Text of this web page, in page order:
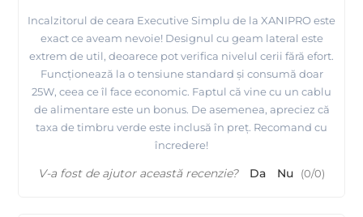
Incalzitorul de ceara Executive Simplu de la XANIPRO este
exact ce aveam nevoie! Designul cu geam lateral este
extrem de util, deoarece pot verifica nivelul cerii fără efort.
Funcționează la o tensiune standard și consumă doar
25W, ceea ce îl face economic. Faptul că vine cu un cablu
de alimentare este un bonus. De asemenea, apreciez că
taxa de timbru verde este inclusă în preț. Recomand cu
încredere!
V-a fost de ajutor această recenzie? Da Nu (0/0)